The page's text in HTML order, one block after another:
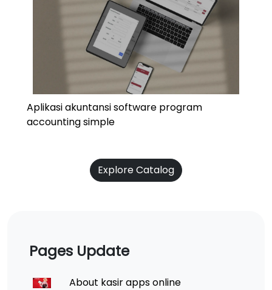
Aplikasi akuntansi software program
accounting simple
Explore Catalog
Pages Update
About kasir apps online